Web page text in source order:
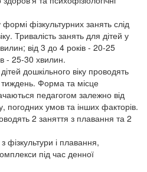
фізкультурних занять слід
Тривалість занять для дітей у
від 3 до 4 років - 20-25
- 25-30 хвилин.
дошкільного віку проводять
Форма та місце
педагогом залежно від
погодних умов та інших факторів.
2 заняття з плавання та 2
фізкультури і плавання,
під час денної